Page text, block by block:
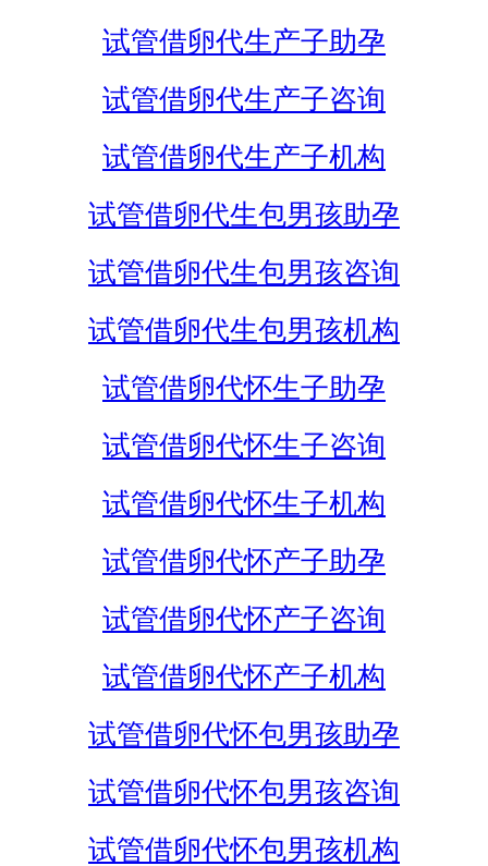
试管借卵代生产子助孕
试管借卵代生产子咨询
试管借卵代生产子机构
试管借卵代生包男孩助孕
试管借卵代生包男孩咨询
试管借卵代生包男孩机构
试管借卵代怀生子助孕
试管借卵代怀生子咨询
试管借卵代怀生子机构
试管借卵代怀产子助孕
试管借卵代怀产子咨询
试管借卵代怀产子机构
试管借卵代怀包男孩助孕
试管借卵代怀包男孩咨询
试管借卵代怀包男孩机构